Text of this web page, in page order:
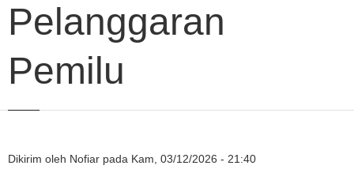
Pelanggaran
Pemilu
Dikirim oleh Nofiar pada Kam, 03/12/2026 - 21:40